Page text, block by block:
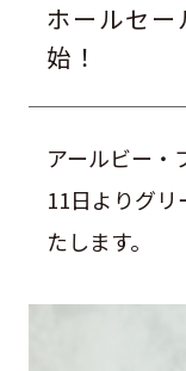
ホールセー
始！
アールビー・
11日よりグ
たします。